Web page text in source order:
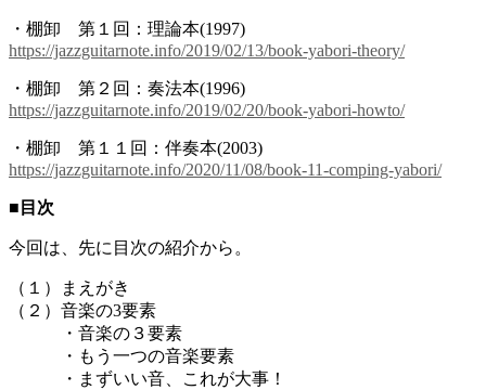
・棚卸 第１回：理論本(1997)
https://jazzguitarnote.info/2019/02/13/book-yabori-theory/
・棚卸 第２回：奏法本(1996)
https://jazzguitarnote.info/2019/02/20/book-yabori-howto/
・棚卸 第１１回：伴奏本(2003)
https://jazzguitarnote.info/2020/11/08/book-11-comping-yabori/
■目次
今回は、先に目次の紹介から。
（１）まえがき
（２）音楽の3要素
・音楽の３要素
・もう一つの音楽要素
・まずいい音、これが大事！